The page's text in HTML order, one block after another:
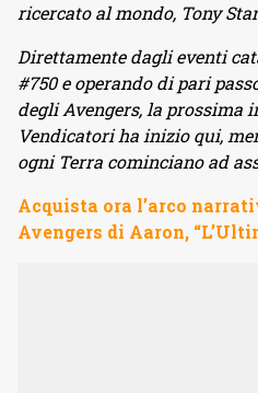
ricercato al mondo, Tony
Direttamente dagli eventi
#750 e operando di pari
degli Avengers, la prossima
Vendicatori ha inizio qui,
ogni Terra cominciano ad
Acquista ora l’arco
Avengers di Aaron,